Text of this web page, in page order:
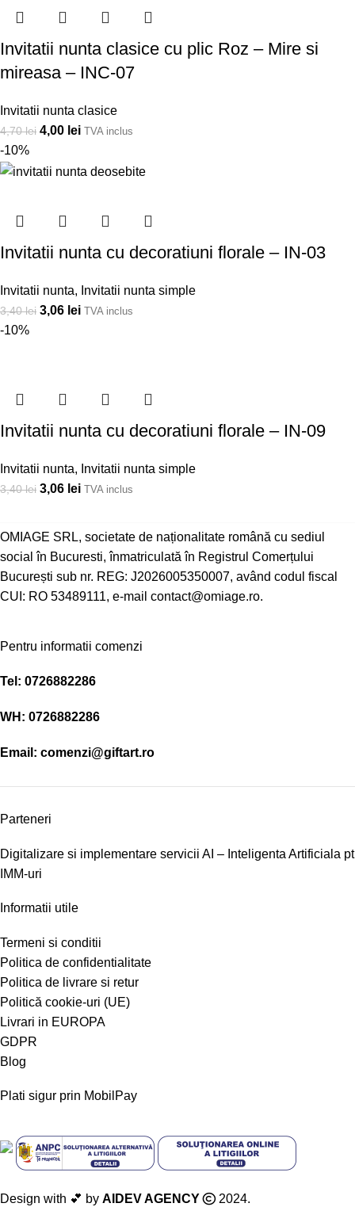
Invitatii nunta clasice cu plic Roz – Mire si
mireasa – INC-07
Invitatii nunta clasice
4,70lei 4,00 lei TVA inclus
-10%
Invitatii nunta cu decoratiuni florale – IN-03
Invitatii nunta, Invitatii nunta simple
3,40lei 3,06 lei TVA inclus
-10%
Invitatii nunta cu decoratiuni florale – IN-09
Invitatii nunta, Invitatii nunta simple
3,40lei 3,06 lei TVA inclus
OMIAGE SRL, societate de naționalitate română cu sediul
social în Bucuresti, înmatriculată în Registrul Comerțului
București sub nr. REG: J2026005350007, având codul fiscal
CUI: RO 53489111, e-mail contact@omiage.ro.
Pentru informatii comenzi
Tel: 0726882286
WH: 0726882286
Email: comenzi@giftart.ro
Parteneri
Digitalizare si implementare servicii AI – Inteligenta Artificiala pt
IMM-uri
Informatii utile
Termeni si conditii
Politica de confidentialitate
Politica de livrare si retur
Politică cookie-uri (UE)
Livrari in EUROPA
GDPR
Blog
Plati sigur prin MobilPay
Design with 💕 by AIDEV AGENCY 2024.